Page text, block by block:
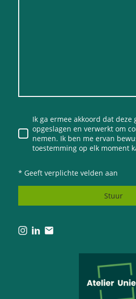
Ik ga ermee akkoord dat deze
opgeslagen en verwerkt om
nemen. Ik ben me ervan
toestemming op elk moment
* Geeft verplichte velden aan
Stuur